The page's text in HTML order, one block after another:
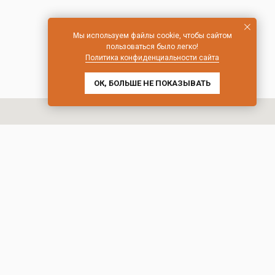
Мы используем файлы cookie, чтобы сайтом
пользоваться было легко!
Политика конфиденциальности сайта
ОК, БОЛЬШЕ НЕ ПОКАЗЫВАТЬ